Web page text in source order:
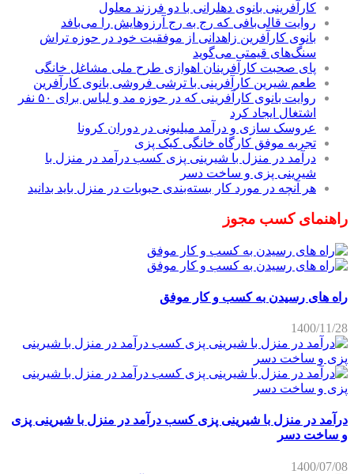
کارآفرینی بانوی دهلرانی با دو فرزند معلول
روایت قالی‌بافی که رج به رج آرزوهایش را می‌بافد
بانوی کارآفرین زاهدانی از موفقیت خود در حوزه تراش
سنگ‌های قیمتی می‌گوید
پای صحبت کارآفرینان اهوازی طرح ملی مشاغل خانگی
طعم شیرین کارآفرینی با ترشی فروشی بانوی کارآفرین
روایت بانوی کارآفرینی که در حوزه مد و لباس برای ۵۰ نفر
اشتغال ایجاد کرد
عروسک سازی و درآمد میلیونی در دوران کرونا
تجربه موفق کارگاه خانگی کیک پزی
درآمد در منزل با شیرینی پزی کسب درآمد در منزل با
شیرینی پزی و ساخت دسر
هر آنچه در مورد کار بسته‌بندی حبوبات در منزل باید بدانید
راهنمای کسب مجوز
راه های رسیدن به کسب و کار موفق
1400/11/28
درآمد در منزل با شیرینی پزی کسب درآمد در منزل با شیرینی پزی
و ساخت دسر
1400/07/08